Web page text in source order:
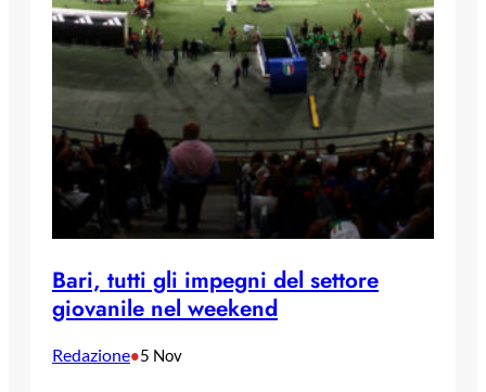
Bari, tutti gli impegni del settore
giovanile nel weekend
Redazione•5 Nov